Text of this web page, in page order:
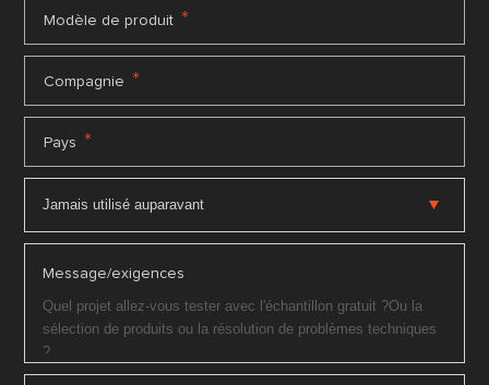
Modèle de produit *
Compagnie *
Pays *
Message/exigences